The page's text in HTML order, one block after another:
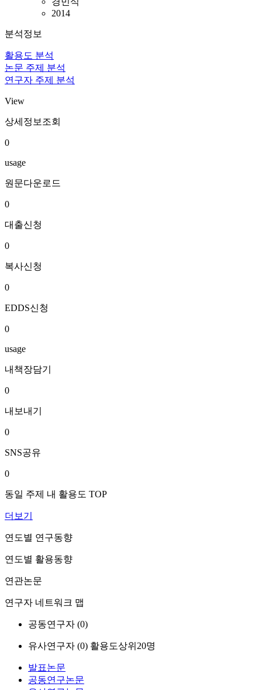
2014
분석정보
활용도 분석
논문 주제 분석
연구자 주제 분석
View
상세정보조회
0
usage
원문다운로드
0
대출신청
0
복사신청
0
EDDS신청
0
usage
내책장담기
0
내보내기
0
SNS공유
0
동일 주제 내 활용도 TOP
더보기
연도별 연구동향
연도별 활용동향
연관논문
연구자 네트워크 맵
공동연구자 (0)
유사연구자 (0) 활용도상위20명
발표논문
공동연구논문